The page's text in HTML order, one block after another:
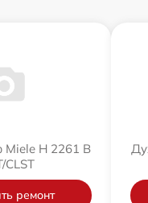
H 2261 B
CLST
ремонт